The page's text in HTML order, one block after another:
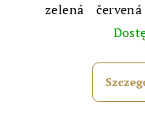
zelená
červená